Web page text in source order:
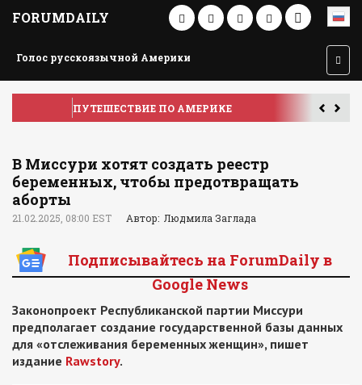
FORUMDAILY
Голос русскоязычной Америки
ПУТЕШЕСТВИЕ ПО АМЕРИКЕ
В Миссури хотят создать реестр
беременных, чтобы предотвращать
аборты
21.02.2025, 08:00 EST Автор: Людмила Заглада
Подписывайтесь на ForumDaily в
Google News
Законопроект Республиканской партии Миссури
предполагает создание государственной базы данных
для «отслеживания беременных женщин», пишет
издание Rawstory.